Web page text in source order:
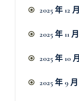
2025 年 12 月
2025 年 11 月
2025 年 10 月
2025 年 9 月